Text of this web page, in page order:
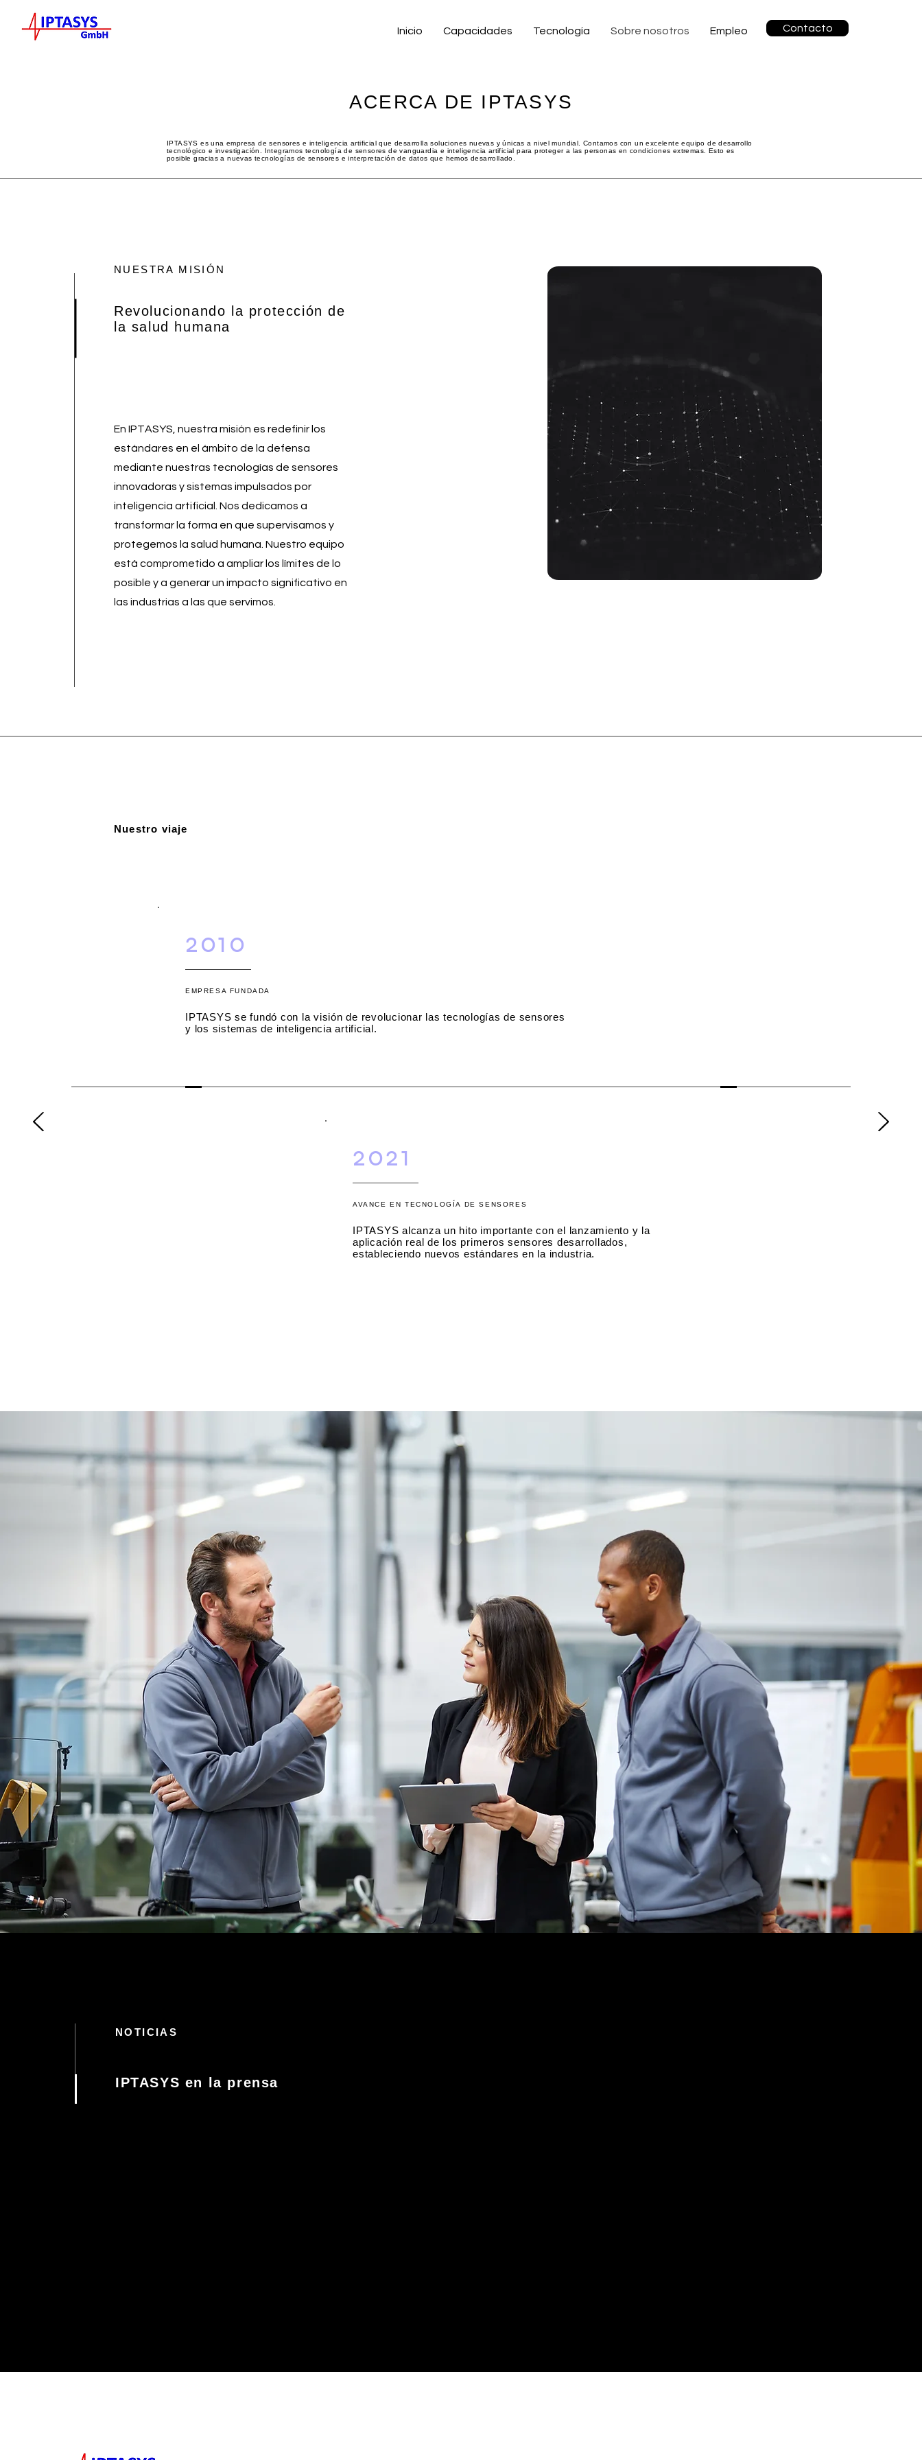
Inicio Capacidades Tecnología Sobre nosotros Empleo Contacto
ACERCA DE IPTASYS
IPTASYS es una empresa de sensores e inteligencia artificial que desarrolla soluciones nuevas y únicas a nivel mundial. Contamos con un excelente equipo de desarrollo
tecnológico e investigación. Integramos tecnología de sensores de vanguardia e inteligencia artificial para proteger a las personas en condiciones extremas. Esto es
posible gracias a nuevas tecnologías de sensores e interpretación de datos que hemos desarrollado.
NUESTRA MISIÓN
Revolucionando la protección de
la salud humana
En IPTASYS, nuestra misión es redefinir los
estándares en el ámbito de la defensa
mediante nuestras tecnologías de sensores
innovadoras y sistemas impulsados por
inteligencia artificial. Nos dedicamos a
transformar la forma en que supervisamos y
protegemos la salud humana. Nuestro equipo
está comprometido a ampliar los límites de lo
posible y a generar un impacto significativo en
las industrias a las que servimos.
Nuestro viaje
2010
EMPRESA FUNDADA
IPTASYS se fundó con la visión de revolucionar las tecnologías de sensores
y los sistemas de inteligencia artificial.
2021
AVANCE EN TECNOLOGÍA DE SENSORES
IPTASYS alcanza un hito importante con el lanzamiento y la
aplicación real de los primeros sensores desarrollados,
estableciendo nuevos estándares en la industria.
NOTICIAS
IPTASYS en la prensa